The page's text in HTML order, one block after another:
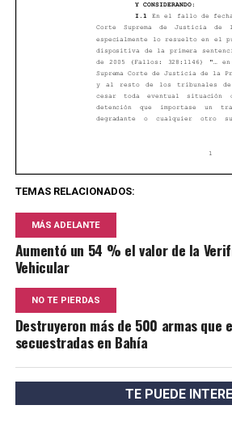
TEMAS RELACIONADOS:
MÁS ADELANTE
Aumentó un 54 % el valor de la
Vehicular
NO TE PIERDAS
Destruyeron más de 500 armas que
secuestradas en Bahía
TE PUEDE